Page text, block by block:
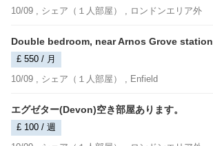
10/09 , シェア（１人部屋） , ロンドンエリア外
Double bedroom, near Arnos Grove station
£ 550 / 月
10/09 , シェア（１人部屋） , Enfield
エグゼター(Devon)空き部屋あります。
£ 100 / 週